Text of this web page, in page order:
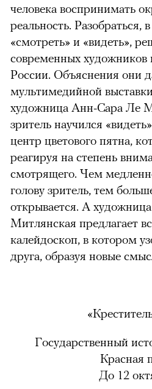
человека воспринимать
реальность.
«смотреть» и «видеть»,
современных
России. Объяснения они
мультимедийной
художница Анн-Сара Ле
зритель научился
центр цветового пятна,
реагируя на степень
смотрящего. Чем
голову зритель, тем
открывается. А
Митлянская предлагает
калейдоскоп, в котором
друга, образуя новые
Государственный
Красная
До 12